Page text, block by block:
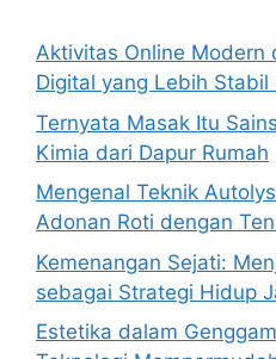
Aktivitas Online Modern
Digital yang Lebih Stabil
Ternyata Masak Itu
Kimia dari Dapur Rumah
Mengenal Teknik
Adonan Roti dengan
Kemenangan Sejati:
sebagai Strategi Hidup
Estetika dalam